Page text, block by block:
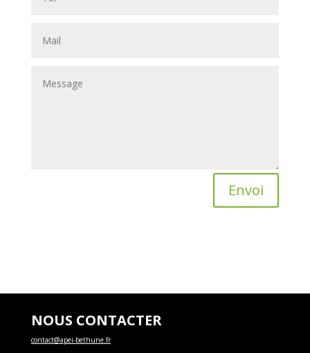
Envoi
NOUS CONTACTER
contact@apei-bethune.fr